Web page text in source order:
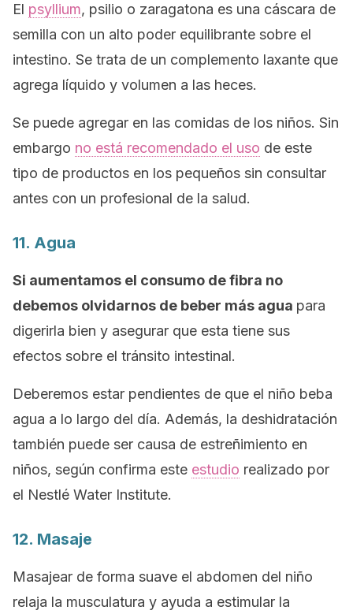
El psyllium, psilio o zaragatona es una cáscara de
semilla con un alto poder equilibrante sobre el
intestino. Se trata de un complemento laxante que
agrega líquido y volumen a las heces.
Se puede agregar en las comidas de los niños. Sin
embargo no está recomendado el uso de este
tipo de productos en los pequeños sin consultar
antes con un profesional de la salud.
11. Agua
Si aumentamos el consumo de fibra no
debemos olvidarnos de beber más agua para
digerirla bien y asegurar que esta tiene sus
efectos sobre el tránsito intestinal.
Deberemos estar pendientes de que el niño beba
agua a lo largo del día. Además, la deshidratación
también puede ser causa de estreñimiento en
niños, según confirma este estudio realizado por
el Nestlé Water Institute.
12. Masaje
Masajear de forma suave el abdomen del niño
relaja la musculatura y ayuda a estimular la